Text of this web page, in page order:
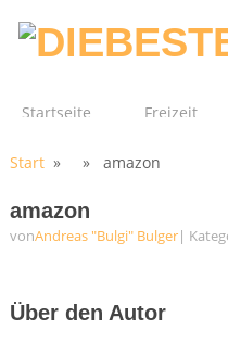
Startseite Freizeit
Start» » amazon
amazon
vonAndreas "Bulgi" Bulger|
Über den Autor